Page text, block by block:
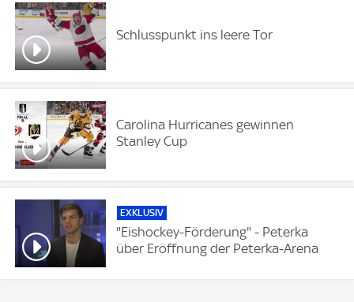
Schlusspunkt ins leere Tor
Carolina Hurricanes gewinnen
Stanley Cup
EXKLUSIV
"Eishockey-Förderung" - Peterka
über Eröffnung der Peterka-Arena